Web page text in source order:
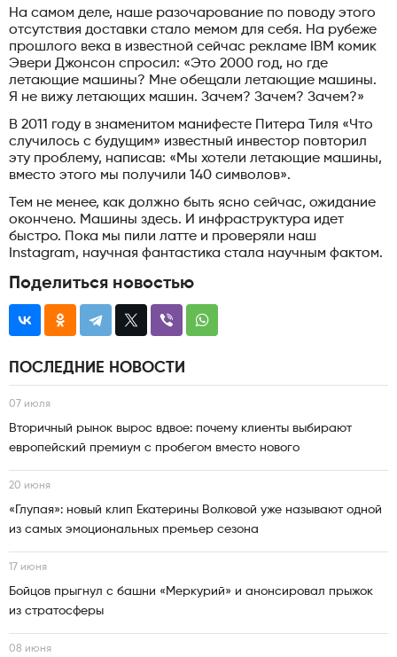
На самом деле, наше разочарование по поводу этого
отсутствия доставки стало мемом для себя. На рубеже
прошлого века в известной сейчас рекламе IBM комик
Эвери Джонсон спросил: «Это 2000 год, но где
летающие машины? Мне обещали летающие машины.
Я не вижу летающих машин. Зачем? Зачем? Зачем?»
В 2011 году в знаменитом манифесте Питера Тиля «Что
случилось с будущим» известный инвестор повторил
эту проблему, написав: «Мы хотели летающие машины,
вместо этого мы получили 140 символов».
Тем не менее, как должно быть ясно сейчас, ожидание
окончено. Машины здесь. И инфраструктура идет
быстро. Пока мы пили латте и проверяли наш
Instagram, научная фантастика стала научным фактом.
Поделиться новостью
ПОСЛЕДНИЕ НОВОСТИ
07 июля
Вторичный рынок вырос вдвое: почему клиенты выбирают
европейский премиум с пробегом вместо нового
20 июня
«Глупая»: новый клип Екатерины Волковой уже называют одной
из самых эмоциональных премьер сезона
17 июня
Бойцов прыгнул с башни «Меркурий» и анонсировал прыжок
из стратосферы
08 июня